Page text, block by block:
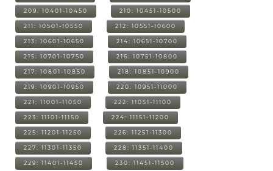
209: 10401-10450 210: 10451-10500
211: 10501-10550 212: 10551-10600
213: 10601-10650 214: 10651-10700
215: 10701-10750 216: 10751-10800
217: 10801-10850 218: 10851-10900
219: 10901-10950 220: 10951-11000
221: 11001-11050 222: 11051-11100
223: 11101-11150 224: 11151-11200
225: 11201-11250 226: 11251-11300
227: 11301-11350 228: 11351-11400
229: 11401-11450 230: 11451-11500